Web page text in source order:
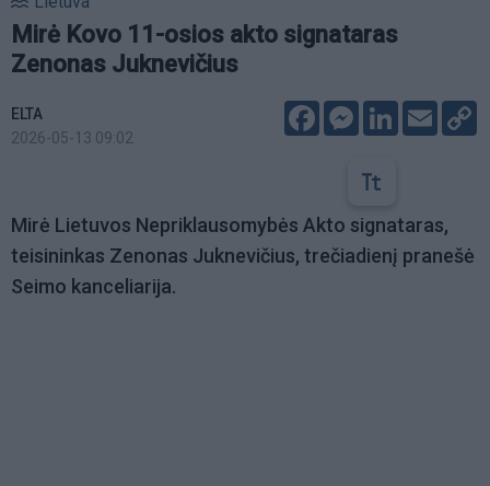
Mirė Kovo 11-osios akto signataras
Zenonas Juknevičius
ELTA
2026-05-13 09:02
FacebookMessenger
LinkedIn
Email
Mirė Lietuvos Nepriklausomybės Akto signataras,
teisininkas Zenonas Juknevičius, trečiadienį pranešė
Seimo kanceliarija.